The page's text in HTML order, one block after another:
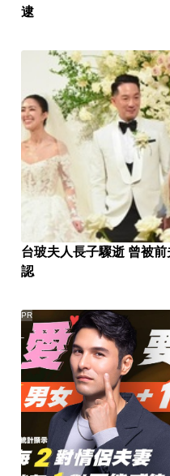
逮
台玻夫人長子驟逝 曾被
認
PR